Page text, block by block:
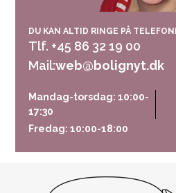
DU KAN ALTID RINGE PÅ
Tlf. +45 86 32 19 00
Mail:web@bolignyt.dk
Mandag-torsdag: 10:00-
17:30
Fredag: 10:00-18:00